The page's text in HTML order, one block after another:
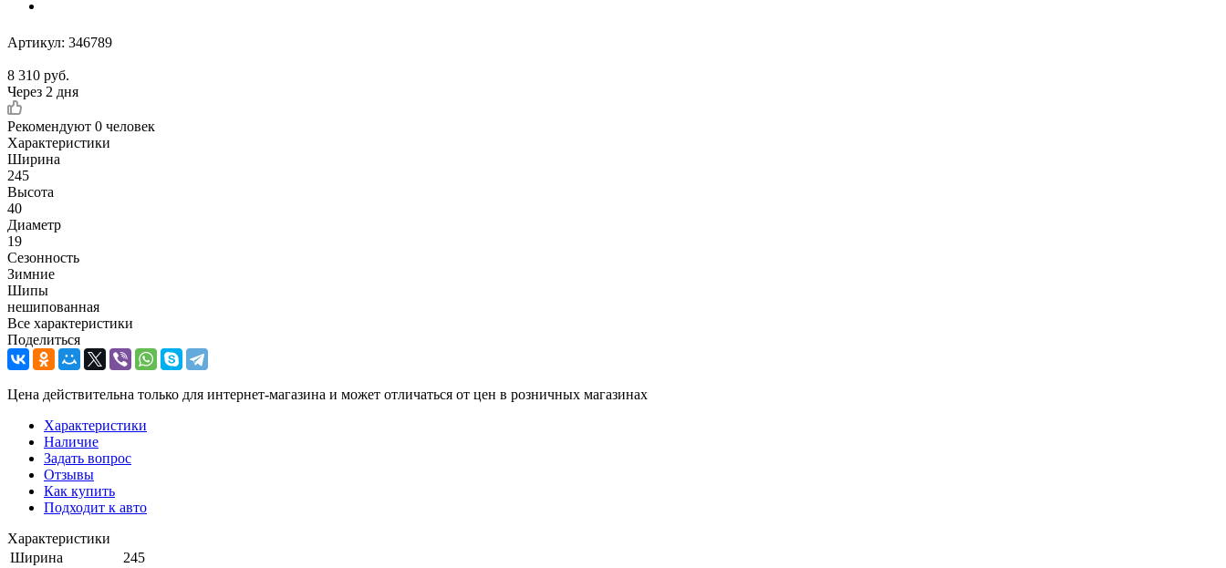
Артикул: 346789
8 310 руб.
Через 2 дня
Рекомендуют 0 человек
Характеристики
Ширина
245
Высота
40
Диаметр
19
Сезонность
Зимние
Шипы
нешипованная
Все характеристики
Поделиться
Цена действительна только для интернет-магазина и может отличаться от цен в розничных магазинах
Характеристики
Наличие
Задать вопрос
Отзывы
Как купить
Подходит к авто
Характеристики
Ширина
245